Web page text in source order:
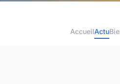
AccueilActu